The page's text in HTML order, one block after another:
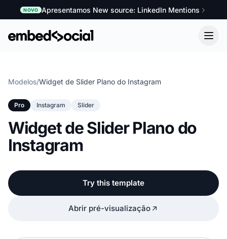
NOVO Apresentamos New source: LinkedIn Mentions
Modelos/Widget de Slider Plano do Instagram
Pro Instagram Slider
Widget de Slider Plano do
Instagram
Try this template
Abrir pré-visualização